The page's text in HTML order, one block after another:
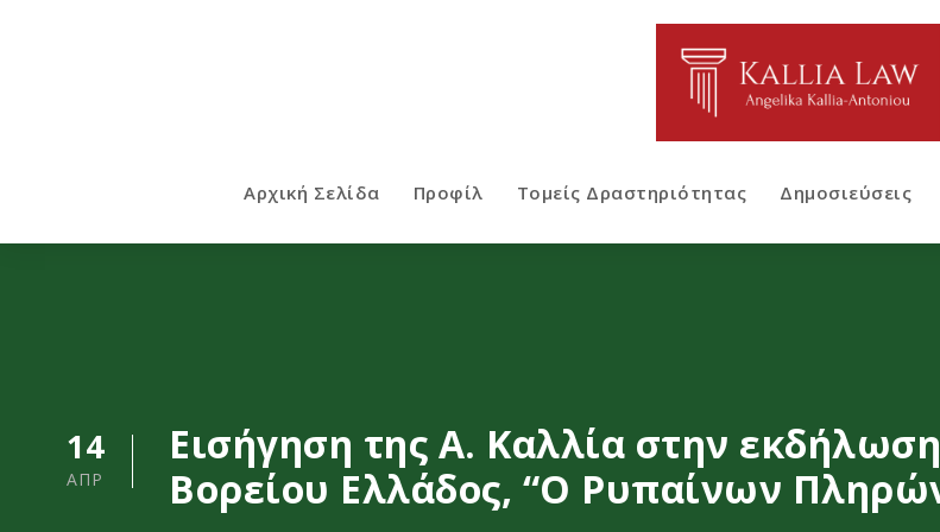
Αρχική Σελίδα Προφίλ Τομείς Δραστηριότητας Δημοσιεύσεις
14
ΑΠΡ
Εισήγηση της Α. Καλλία στην
Βορείου Ελλάδος, “Ο Ρυπαίνων